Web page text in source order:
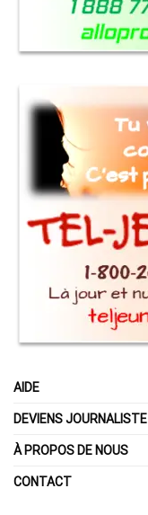
AIDE
DEVIENS JOURNALISTE
À PROPOS DE NOUS
CONTACT